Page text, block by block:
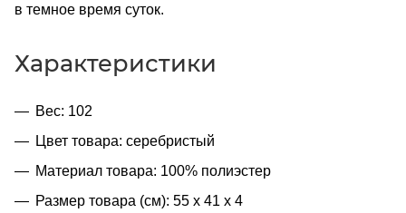
в темное время суток.
Характеристики
Вес: 102
Цвет товара: серебристый
Материал товара: 100% полиэстер
Размер товара (см): 55 х 41 х 4